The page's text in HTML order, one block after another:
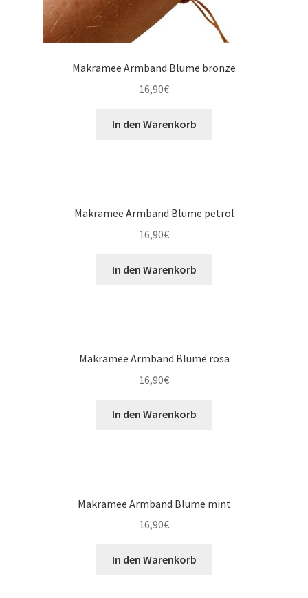
Makramee Armband Blume bronze
16,90€
In den Warenkorb
Makramee Armband Blume petrol
16,90€
In den Warenkorb
Makramee Armband Blume rosa
16,90€
In den Warenkorb
Makramee Armband Blume mint
16,90€
In den Warenkorb